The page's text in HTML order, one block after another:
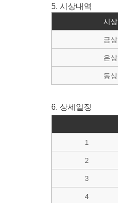
5. 시상내역
시상
금상
은상
동상
6. 상세일정
1
2
3
4